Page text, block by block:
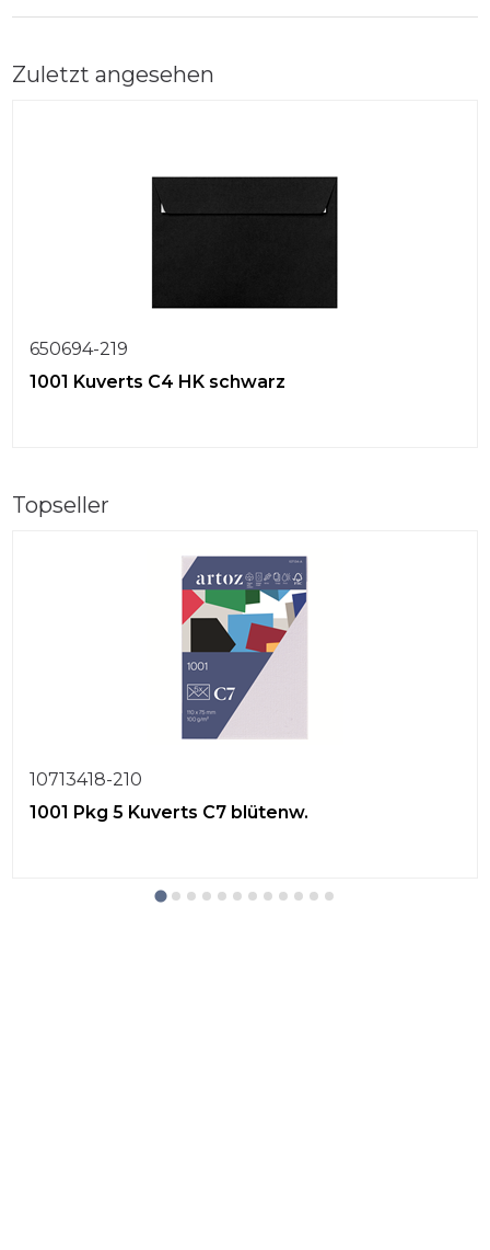
Zuletzt angesehen
650694-219
1001 Kuverts C4 HK schwarz
Topseller
10713418-210
1001 Pkg 5 Kuverts C7 blütenw.